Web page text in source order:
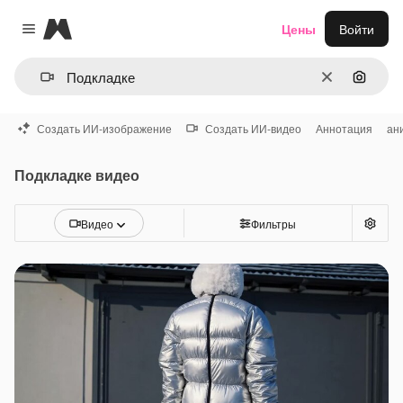
Close menu
Magnific
ОчиститьПоиск
Цены Войти
Создать ИИ-изображение Создать ИИ-видео Аннотация
Подкладке видео
Видео Фильтры